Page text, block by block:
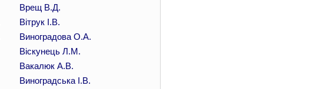
Врещ В.Д.
Вітрук І.В.
Виноградова О.А.
Віскунець Л.М.
Вакалюк А.В.
Виноградська І.В.